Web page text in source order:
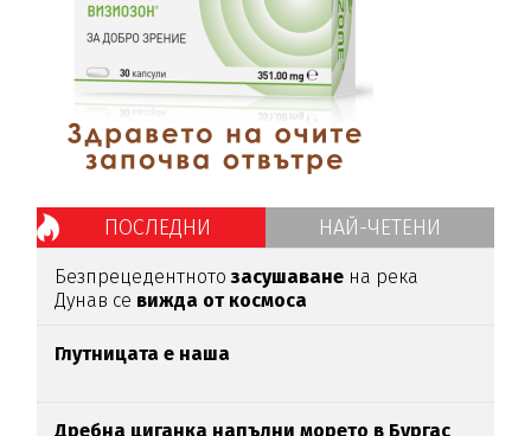
ПОСЛЕДНИ НАЙ-ЧЕТЕНИ
Безпрецедентнотозасушаване на река
Дунав се вижда от космоса
Глутницата е наша
Дребна циганка напълни морето в Бургас